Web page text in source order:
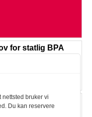
for statlig BPA
nettsted bruker vi
Du kan reservere